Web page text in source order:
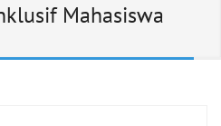
Mahasiswa